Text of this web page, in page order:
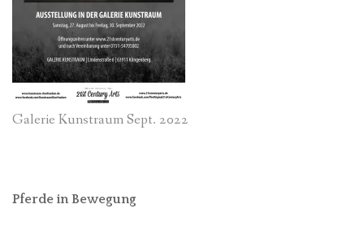
Galerie Kunstraum Sept. 2022
Pferde in Bewegung